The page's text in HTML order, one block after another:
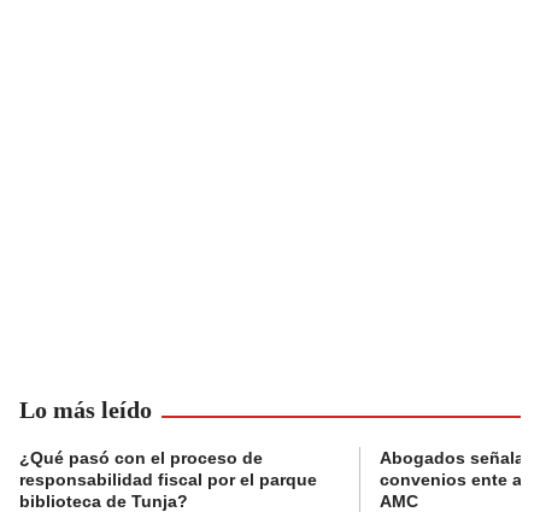
Lo más leído
¿Qué pasó con el proceso de
responsabilidad fiscal por el parque
biblioteca de Tunja?
Abogados
convenios ente
AMC